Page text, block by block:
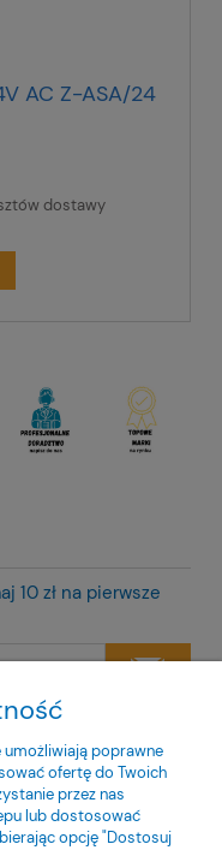
AC Z-ASA/24
dostawy
10 zł na pierwsze
nasząpolityką
poprawne
ofertę do Twoich
przez nas
lub dostosować
opcję "Dostosuj